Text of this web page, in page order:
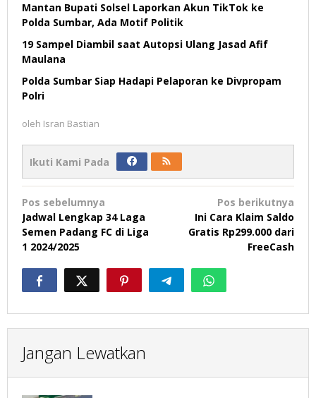
Mantan Bupati Solsel Laporkan Akun TikTok ke
Polda Sumbar, Ada Motif Politik
19 Sampel Diambil saat Autopsi Ulang Jasad Afif
Maulana
Polda Sumbar Siap Hadapi Pelaporan ke Divpropam
Polri
oleh Isran Bastian
Ikuti Kami Pada
Navigasi
pos
Pos sebelumnya
Jadwal Lengkap 34 Laga
Semen Padang FC di Liga
1 2024/2025
Pos berikutnya
Ini Cara Klaim Saldo
Gratis Rp299.000 dari
FreeCash
Jangan Lewatkan